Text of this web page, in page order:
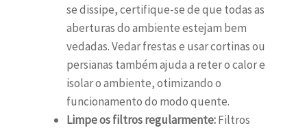
se dissipe, certifique-se de que todas as
aberturas do ambiente estejam bem
vedadas. Vedar frestas e usar cortinas ou
persianas também ajuda a reter o calor e
isolar o ambiente, otimizando o
funcionamento do modo quente.
Limpe os filtros regularmente:Filtros